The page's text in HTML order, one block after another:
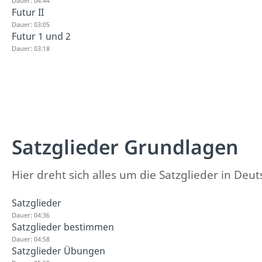
Futur II
Dauer: 03:05
Futur 1 und 2
Dauer: 03:18
Satzglieder Grundlagen
Hier dreht sich alles um die Satzglieder in
Satzglieder
Dauer: 04:36
Satzglieder bestimmen
Dauer: 04:58
Satzglieder Übungen